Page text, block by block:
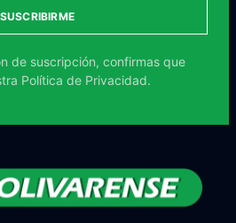
SUSCRIBIRME
de suscripción, confirmas que
Política de Privacidad.